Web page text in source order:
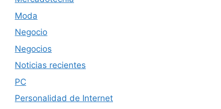
Moda
Negocio
Negocios
Noticias recientes
PC
Personalidad de Internet